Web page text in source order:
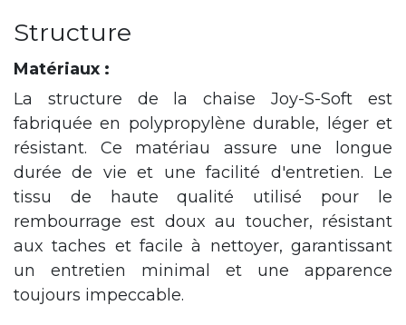
Structure
Matériaux :
La structure de la chaise Joy-S-Soft est
fabriquée en polypropylène durable, léger et
résistant. Ce matériau assure une longue
durée de vie et une facilité d'entretien. Le
tissu de haute qualité utilisé pour le
rembourrage est doux au toucher, résistant
aux taches et facile à nettoyer, garantissant
un entretien minimal et une apparence
toujours impeccable.